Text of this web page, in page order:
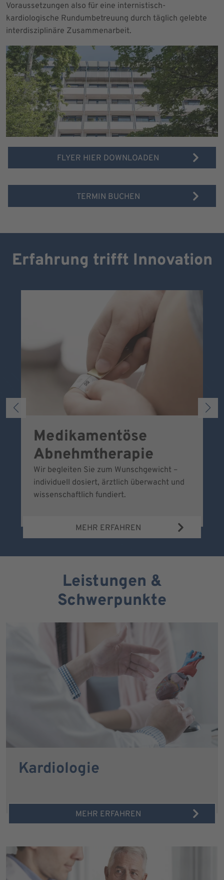
Voraussetzungen also für eine internistisch-
kardiologische Rundumbetreuung durch täglich gelebte
interdisziplinäre Zusammenarbeit.
FLYER HIER DOWNLOADEN
TERMIN BUCHEN
Erfahrung trifft Innovation
Medikamentöse
Abnehmtherapie
Wir begleiten Sie zum Wunschgewicht –
individuell dosiert, ärztlich überwacht und
wissenschaftlich fundiert.
MEHR ERFAHREN
Leistungen &
Schwerpunkte
Kardiologie
MEHR ERFAHREN